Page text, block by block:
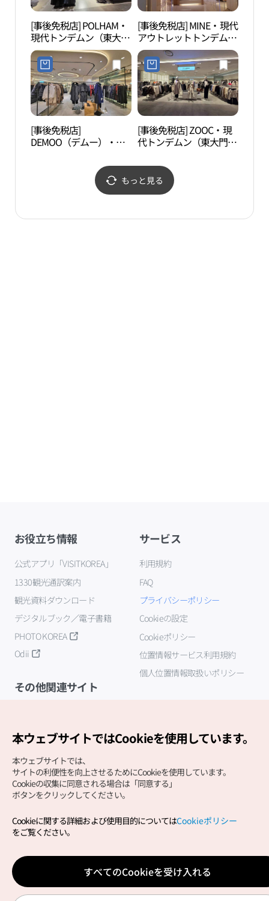
[事後免税店] POLHAM・
現代トンデムン（東大
門）(폴햄 현대아울렛 동
대문점)
[事後免税店] MINE・現代
アウトレットトンデムン
（東大門）店(마인 현대
아울렛 동대문점)
[事後免税店]
DEMOO（デムー）・現
ン（東大門）店(데무 현
대아울렛 동대문점)
[事後免税店] ZOOC・現
代トンデムン（東大門）
점)
もっと見る
お役立ち情報
公式アプリ「VISITKOREA」
1330観光通訳案内
観光資料ダウンロード
デジタルブック／電子書籍
PHOTO KOREA
Odii
サービス
利用規約
FAQ
プライバシーポリシー
Cookieの設定
Cookieポリシー
位置情報サービス利用規約
個人位置情報取扱いポリシー
その他関連サイト
Copyright (c) Korea Tourism Organization All Rights
サイトエラー報告公式メール
japanese@knto.or.kr
本ウェブサイトではCookieを使用しています。
本ウェブサイトでは、
サイトの利便性を向上させるためにCookieを使用しています。
Cookieの収集に同意される場合は「同意する」
ボタンをクリックしてください。
Cookieに関する詳細および使用目的についてはCookieポリシー
をご覧ください。
すべてのCookieを受け入れる